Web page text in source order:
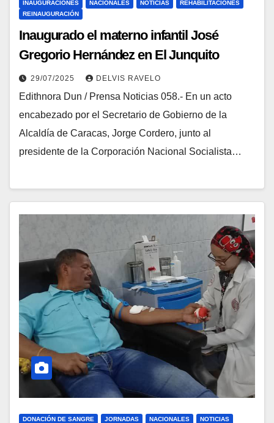
INAUGURACIONES NACIONALES NOTICIAS
REHABILITACIONES
REINAUGURACIÓN
Inaugurado el materno infantil José
Gregorio Hernández en El Junquito
29/07/2025 DELVIS RAVELO
Edithnora Dun / Prensa Noticias 058.- En un acto
encabezado por el Secretario de Gobierno de la
Alcaldía de Caracas, Jorge Cordero, junto al
presidente de la Corporación Nacional Socialista…
DONACIÓN DE SANGRE JORNADAS NACIONALES
NOTICIAS